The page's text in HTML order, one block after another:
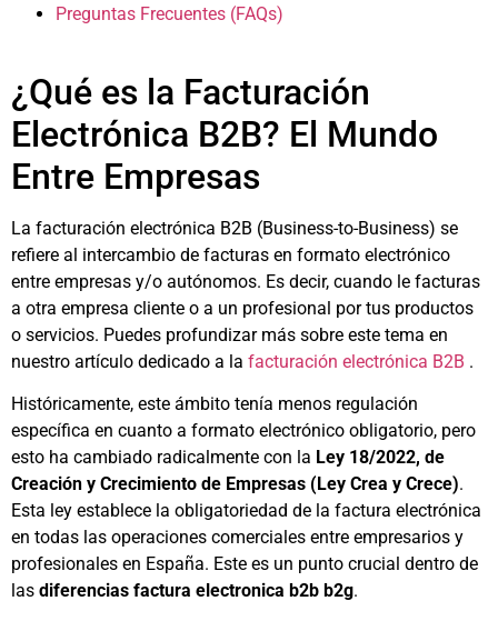
Preguntas Frecuentes (FAQs)
¿Qué es la Facturación
Electrónica B2B? El Mundo
Entre Empresas
La facturación electrónica B2B (Business-to-Business) se
refiere al intercambio de facturas en formato electrónico
entre empresas y/o autónomos. Es decir, cuando le facturas
a otra empresa cliente o a un profesional por tus productos
o servicios. Puedes profundizar más sobre este tema en
nuestro artículo dedicado a la facturación electrónica B2B .
Históricamente, este ámbito tenía menos regulación
específica en cuanto a formato electrónico obligatorio, pero
esto ha cambiado radicalmente con la Ley 18/2022, de
Creación y Crecimiento de Empresas (Ley Crea y Crece).
Esta ley establece la obligatoriedad de la factura electrónica
en todas las operaciones comerciales entre empresarios y
profesionales en España. Este es un punto crucial dentro de
las diferencias factura electronica b2b b2g.